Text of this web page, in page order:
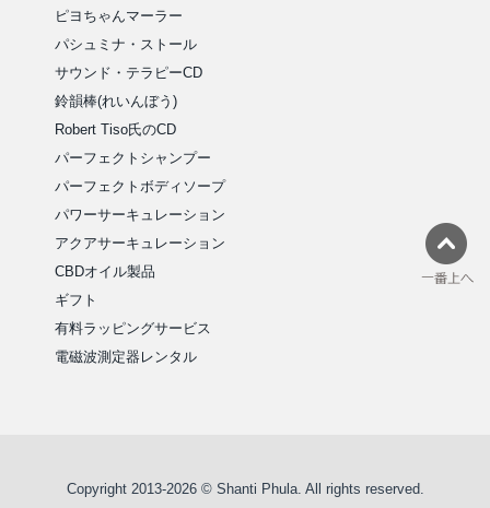
ピヨちゃんマーラー
パシュミナ・ストール
サウンド・テラピーCD
鈴韻棒(れいんぼう)
Robert Tiso氏のCD
パーフェクトシャンプー
パーフェクトボディソープ
パワーサーキュレーション
アクアサーキュレーション
CBDオイル製品
ギフト
有料ラッピングサービス
電磁波測定器レンタル
Copyright 2013-2026 © Shanti Phula. All rights reserved.